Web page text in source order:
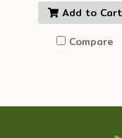
Add to Cart
Compare